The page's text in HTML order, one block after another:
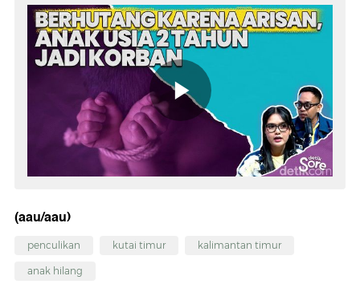
(aau/aau)
penculikan kutai timur kalimantan timur
anak hilang